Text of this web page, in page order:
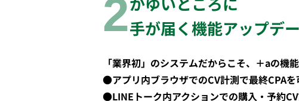
2手が届く機能アップデ
「業界初」のシステムだからこそ、＋aの機
●アプリ内ブラウザでのCV計測で最終CPAを
●LINEトーク内アクションでの購入・予約